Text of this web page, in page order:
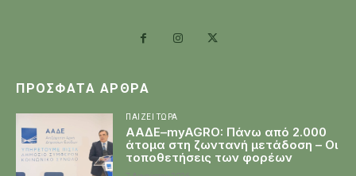
ΠΡΌΣΦΑΤΑ ΆΡΘΡΑ
ΠΑΊΖΕΙ ΤΏΡΑ
ΑΑΔΕ–myAGRO: Πάνω από 2.000
άτομα στη ζωντανή μετάδοση – Οι
τοποθετήσεις των φορέων